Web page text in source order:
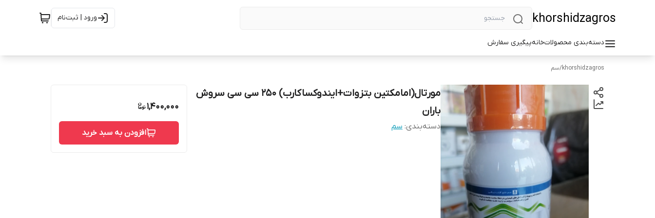
khorshidzagros ورود | ثبت‌نام
دسته‌بندی محصولاتخانهپیگیری سفارش
khorshidzagros
/سم
مورتال(امامکتین بتزوات+ایندوکساکارب) ۲۵۰ سی سی سروش
باران
دسته‌بندی: سم
1,400,000
افزودن به سبد خرید